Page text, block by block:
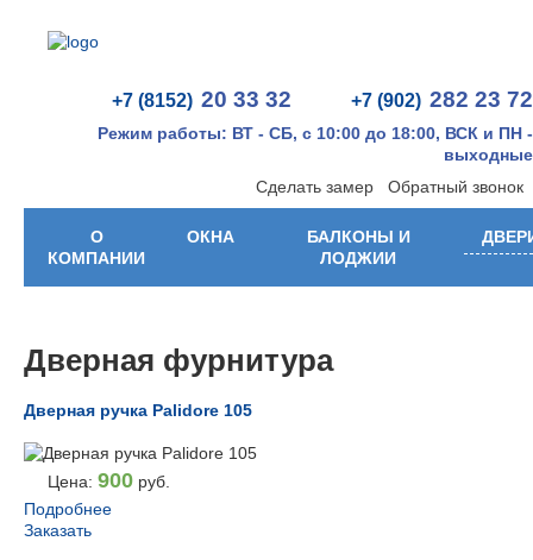
+7 (8152) 20 33 32 +7 (902) 282 23 72
Режим работы: ВТ - СБ, с 10:00 до 18:00, ВСК и ПН -
выходные
Сделать замер
Обратный звонок
О
КОМПАНИИ
ОКНА
БАЛКОНЫ И
ЛОДЖИИ
Дверная фурнитура
Дверная ручка Palidore 105
Цена: 900 руб.
Подробнее
Заказать